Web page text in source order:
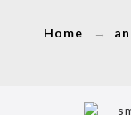
Home →